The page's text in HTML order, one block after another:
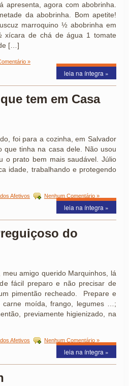
apresenta, agora com abobrinha.
da abobrinha. Bom apetite!
marroquino ½ abobrinha em
xícara de chá de água 1 tomate
[…]
»
leia na íntegra »
tem em Casa
foi para a cozinha, em Salvador
tinha na casa dele. Não usou
o prato bem mais saudável. Júlio
idade, trabalhando e protegendo
Afetivos Nenhum Comentário »
leia na íntegra »
do
amigo querido Marquinhos, lá
fácil preparo e não precisar de
pimentão recheado. Prepare e
carne moída, frango, legumes …;
previamente higienizado, na
Afetivos Nenhum Comentário »
leia na íntegra »